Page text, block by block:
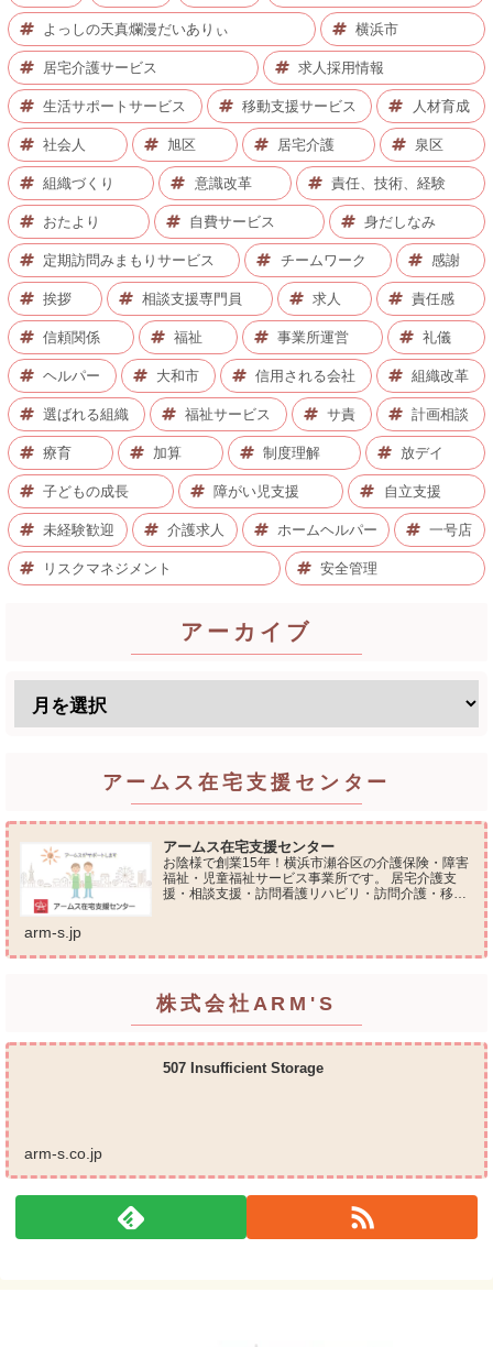
よっしの天真爛漫だいありぃ 横浜市
居宅介護サービス 求人採用情報
生活サポートサービス 移動支援サービス 人材育成
社会人 旭区 居宅介護 泉区
組織づくり 意識改革 責任、技術、経験
おたより 自費サービス 身だしなみ
定期訪問みまもりサービス チームワーク 感謝
挨拶 相談支援専門員 求人 責任感
信頼関係 福祉 事業所運営 礼儀
ヘルパー 大和市 信用される会社 組織改革
選ばれる組織 福祉サービス サ責 計画相談
療育 加算 制度理解 放デイ
子どもの成長 障がい児支援 自立支援
未経験歓迎 介護求人 ホームヘルパー 一号店
リスクマネジメント 安全管理
アーカイブ
アームス在宅支援センター
アームス在宅支援センター
お陰様で創業15年！横浜市瀬谷区の介護保険・障害
福祉・児童福祉サービス事業所です。 居宅介護支
援・相談支援・訪問看護リハビリ・訪問介護・移動
arm-s.jp
株式会社ARM'S
507 Insufficient Storage
arm-s.co.jp